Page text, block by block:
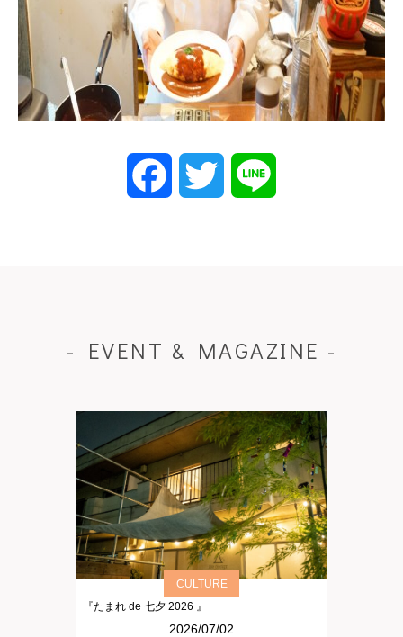
Facebook Twitter
- EVENT & MAGAZINE -
CULTURE
『たまれ de 七夕 2026 』
2026/07/02